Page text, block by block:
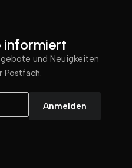
informiert
und Neuigkeiten
Postfach.
Anmelden